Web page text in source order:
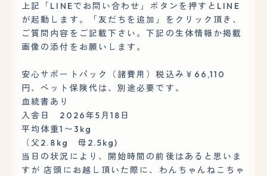
上記「LINEでお問い合わせ」ボタンを押すとLINE
が起動します。「友だちを追加」をクリック頂き、
ご質問内容をご記載下さい。下記の生体情報か掲載
画像の添付をお願いします。
安心サポートパック（諸費用）税込み￥66,110
円、ペット保険代は、別途必要です。
血統書あり
入舎日 2026年5月18日
平均体重1〜3kg
（父2.8kg 母2.5kg)
当日の状況により、開始時間の前後はあると思いま
すが 店頭にお越し頂いた際に、わんちゃんねこちゃ